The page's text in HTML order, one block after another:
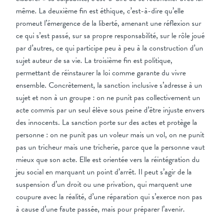
même. La deuxième fin est éthique, c’est-à-dire qu’elle
promeut l’émergence de la liberté, amenant une réflexion sur
ce qui s’est passé, sur sa propre responsabilité, sur le rôle joué
par d’autres, ce qui participe peu à peu à la construction d’un
sujet auteur de sa vie. La troisième fin est politique,
permettant de réinstaurer la loi comme garante du vivre
ensemble. Concrètement, la sanction inclusive s’adresse à un
sujet et non à un groupe : on ne punit pas collectivement un
acte commis par un seul élève sous peine d’être injuste envers
des innocents. La sanction porte sur des actes et protège la
personne : on ne punit pas un voleur mais un vol, on ne punit
pas un tricheur mais une tricherie, parce que la personne vaut
mieux que son acte. Elle est orientée vers la réintégration du
jeu social en marquant un point d’arrêt. Il peut s’agir de la
suspension d’un droit ou une privation, qui marquent une
coupure avec la réalité, d’une réparation qui s’exerce non pas
à cause d’une faute passée, mais pour préparer l’avenir.